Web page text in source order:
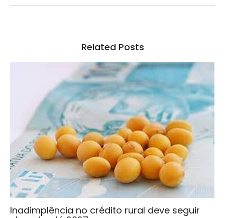
Related Posts
Inadimplência no crédito rural deve seguir